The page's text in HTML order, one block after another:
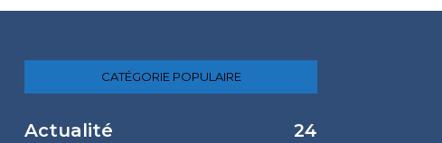
CATÉGORIE POPULAIRE
Actualité
24